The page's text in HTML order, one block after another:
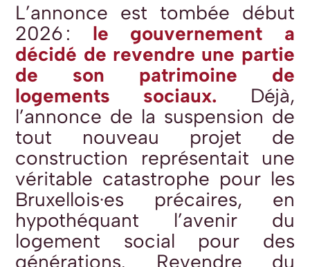
L’annonce est tombée début
2026 : le gouvernement a
décidé de revendre une partie
de son patrimoine de
logements sociaux. Déjà,
l’annonce de la suspension de
tout nouveau projet de
construction représentait une
véritable catastrophe pour les
Bruxellois·es précaires, en
hypothéquant l’avenir du
logement social pour des
générations. Revendre du